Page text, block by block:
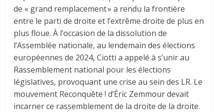
de « grand remplacement » a rendu la frontière
entre le parti de droite et l’extrême droite de plus en
plus floue. À l’occasion de la dissolution de
l’Assemblée nationale, au lendemain des élections
européennes de 2024, Ciotti a appelé à s’unir au
Rassemblement national pour les élections
législatives, provoquant une crise au sein des LR. Le
mouvement Reconquête ! d’Éric Zemmour devait
incarner ce rassemblement de la droite de la droite.